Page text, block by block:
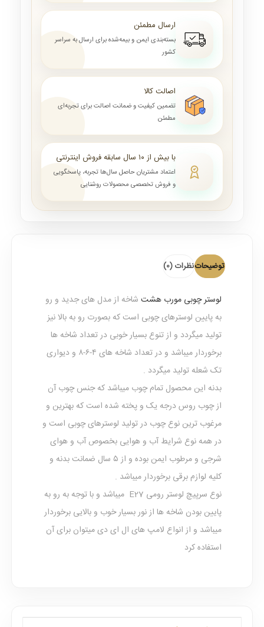
ارسال مطمئن
بسته‌بندی ایمن و بیمه‌شده برای ارسال به سراسر
کشور
اصالت کالا
تضمین کیفیت و ضمانت اصالت برای تجربه‌ای
مطمئن
با بیش از ۱۰ سال سابقه فروش اینترنتی
اعتماد مشتریان حاصل سال‌ها تجربه، پاسخگویی
و فروش تخصصی محصولات روشنایی
توضیحاتنظرات (0)
لوستر چوبی مورب هشت شاخه از مدل های جدید و رو
به پایین لوسترهای چوبی است که بصورت رو به بالا نیز
تولید میگردد و از تنوع بسیار خوبی در تعداد شاخه ها
برخوردار میباشد و در تعداد شاخه های ۴-۶-۸ و دیواری
تک شعله تولید میگردد .
بدنه این محصول تمام چوب میباشد که جنس چوب آن
از چوب روس درجه یک و پخته شده است که بهترین و
مرغوب ترین نوع چوب در تولید لوسترهای چوبی است و
در همه نوع شرایط آب و هوایی بخصوص آب و هوای
شرجی و مرطوب ایمن بوده و از ۵ سال ضمانت بدنه و
کلیه لوازم برقی برخوردار میباشد .
نوع سرپیچ لوستر رومی E27 میباشد و با توجه به رو به
پایین بودن شاخه ها از نور بسیار خوب و بالایی برخوردار
میباشد و از انواع لامپ های ال ای دی میتوان برای آن
استفاده کرد